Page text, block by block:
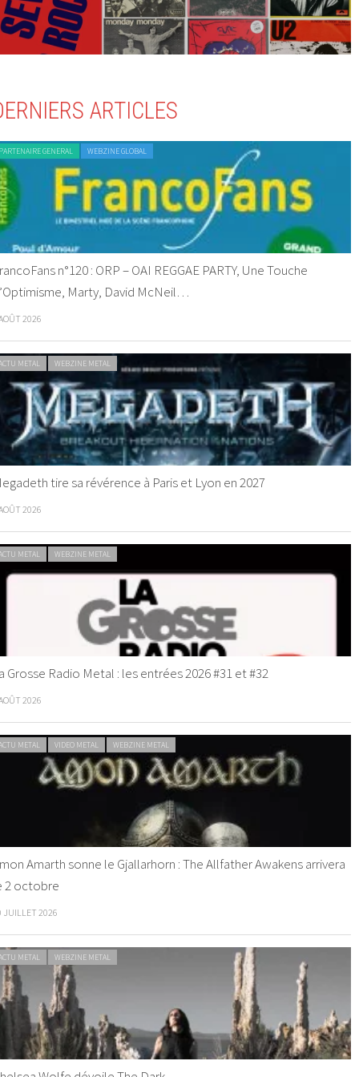
ARTICLES
GENERAL WEBZINE GLOBAL
n°120 : ORP – OAI REGGAE PARTY, Une Touche
Marty, David McNeil…
2026
METAL WEBZINE METAL
tire sa révérence à Paris et Lyon en 2027
2026
METAL WEBZINE METAL
Grosse Radio Metal : les entrées 2026 #31 et #32
2026
METAL VIDEO METAL WEBZINE METAL
Amarth sonne le Gjallarhorn : The Allfather Awakens arrivera
2 octobre
JUILLET 2026
METAL WEBZINE METAL